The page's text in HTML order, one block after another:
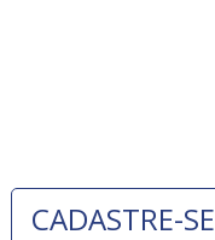
CADASTRE-SE